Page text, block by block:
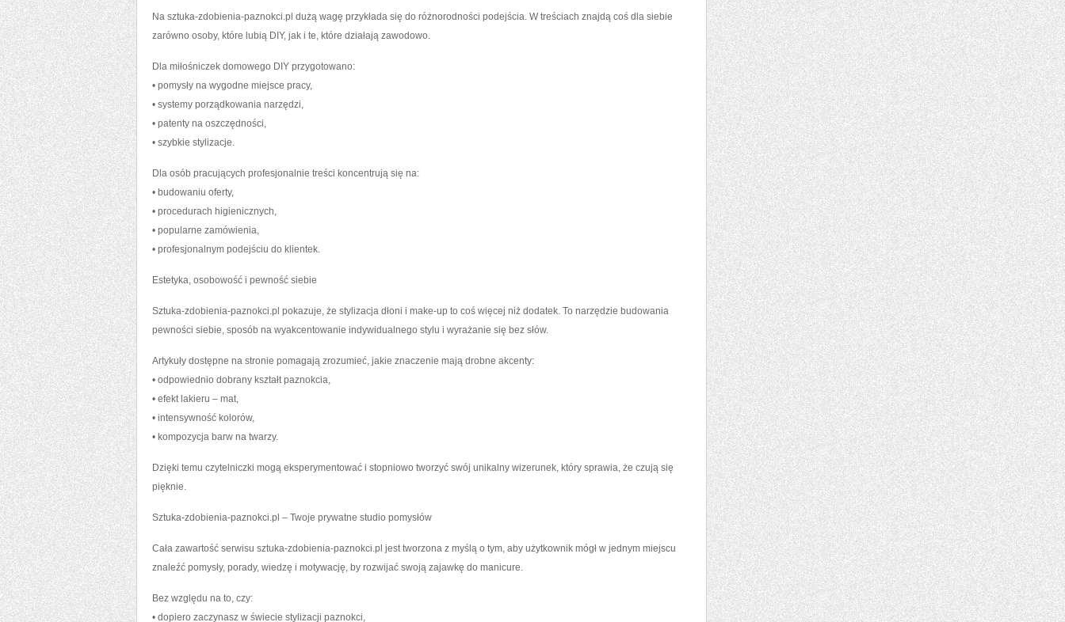
Na sztuka-zdobienia-paznokci.pl dużą wagę przykłada się do różnorodności podejścia. W treściach znajdą coś dla siebie
zarówno osoby, które lubią DIY, jak i te, które działają zawodowo.
Dla miłośniczek domowego DIY przygotowano:
• pomysły na wygodne miejsce pracy,
• systemy porządkowania narzędzi,
• patenty na oszczędności,
• szybkie stylizacje.
Dla osób pracujących profesjonalnie treści koncentrują się na:
• budowaniu oferty,
• procedurach higienicznych,
• popularne zamówienia,
• profesjonalnym podejściu do klientek.
Estetyka, osobowość i pewność siebie
Sztuka-zdobienia-paznokci.pl pokazuje, że stylizacja dłoni i make-up to coś więcej niż dodatek. To narzędzie budowania
pewności siebie, sposób na wyakcentowanie indywidualnego stylu i wyrażanie się bez słów.
Artykuły dostępne na stronie pomagają zrozumieć, jakie znaczenie mają drobne akcenty:
• odpowiednio dobrany kształt paznokcia,
• efekt lakieru – mat,
• intensywność kolorów,
• kompozycja barw na twarzy.
Dzięki temu czytelniczki mogą eksperymentować i stopniowo tworzyć swój unikalny wizerunek, który sprawia, że czują się
pięknie.
Sztuka-zdobienia-paznokci.pl – Twoje prywatne studio pomysłów
Cała zawartość serwisu sztuka-zdobienia-paznokci.pl jest tworzona z myślą o tym, aby użytkownik mógł w jednym miejscu
znaleźć pomysły, porady, wiedzę i motywację, by rozwijać swoją zajawkę do manicure.
Bez względu na to, czy:
• dopiero zaczynasz w świecie stylizacji paznokci,